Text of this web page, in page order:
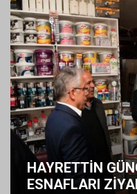
HAYRETTİN
ESNAFLARI